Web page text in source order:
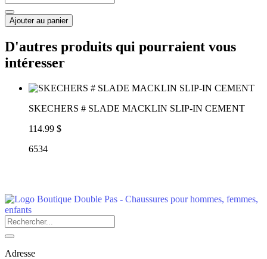
Ajouter au panier
D'autres produits qui pourraient vous
intéresser
SKECHERS # SLADE MACKLIN SLIP-IN CEMENT
114.99 $
6534
Adresse